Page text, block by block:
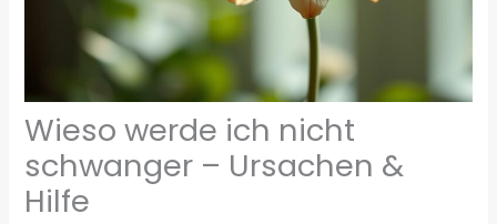
Wieso werde ich nicht
schwanger – Ursachen &
Hilfe